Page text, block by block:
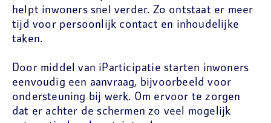
helpt inwoners snel verder. Zo ontstaat er meer
tijd voor persoonlijk contact en inhoudelijke
taken.
Door middel van iParticipatie starten inwoners
eenvoudig een aanvraag, bijvoorbeeld voor
ondersteuning bij werk. Om ervoor te zorgen
dat er achter de schermen zo veel mogelijk